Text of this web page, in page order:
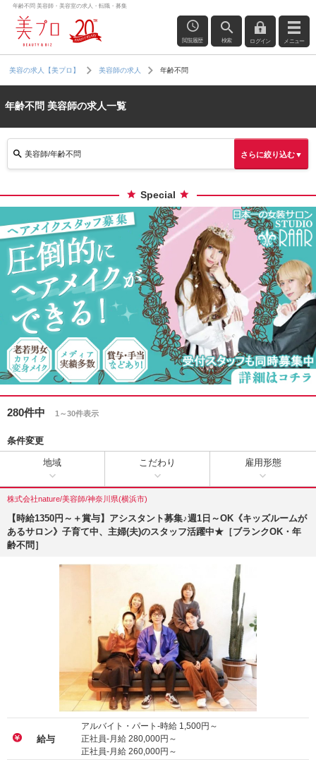
年齢不問 美容師・美容室の求人・転職・募集
閲覧履歴 検索 ログイン メニュー
美容の求人【美プロ】 美容師の求人 年齢不問
年齢不問 美容師の求人一覧
美容師/年齢不問 さらに絞り込む▼
Special
280件中 1～30件表示
条件変更
地域 こだわり 雇用形態
株式会社nature/美容師/神奈川県(横浜市)
【時給1350円～＋賞与】アシスタント募集♪週1日～OK《キッズルームが
あるサロン》子育て中、主婦(夫)のスタッフ活躍中★［ブランクOK・年
齢不問］
給与
アルバイト・パート-時給 1,500円～
正社員-月給 280,000円～
正社員-月給 260,000円～